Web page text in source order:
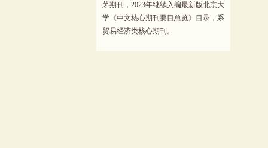
茅期刊，2023年继续入编最新版北京大
学《中文核心期刊要目总览》目录，系
贸易经济类核心期刊。